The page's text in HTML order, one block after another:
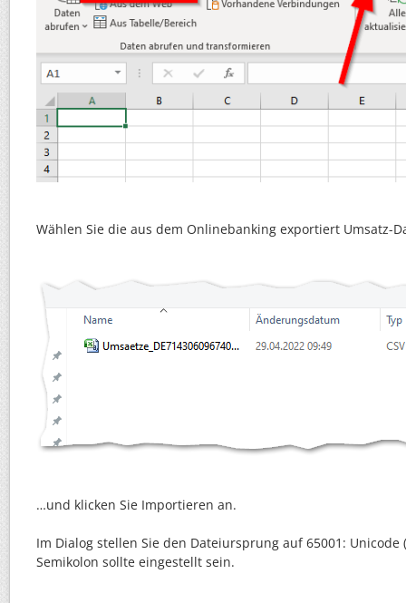
Wählen Sie die aus dem Onlinebanking exportiert Umsatz-
…und klicken Sie Importieren an.
Im Dialog stellen Sie den Dateiursprung auf 65001: Unicode
Semikolon sollte eingestellt sein.